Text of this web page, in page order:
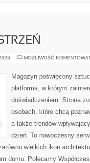
MOŻLIWOŚĆ
Magazyn poświęcony
platforma, w którym
doświadczeniem. Strona
osobach, które chcą
a także trendów
dzień. To nowoczesny
wielkich ikon
domu. Polecamy